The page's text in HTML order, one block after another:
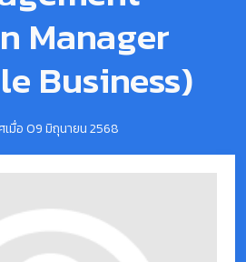
Manager
Business)
เมื่อ 09 มิถุนายน 2568